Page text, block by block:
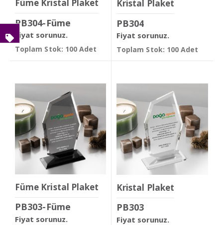
Füme Kristal Plaket
PB304-Füme
Fiyat sorunuz.
Toplam Stok: 100 Adet
Kristal Plaket
PB304
Fiyat sorunuz.
Toplam Stok: 100 Adet
Füme Kristal Plaket
PB303-Füme
Fiyat sorunuz.
Kristal Plaket
PB303
Fiyat sorunuz.